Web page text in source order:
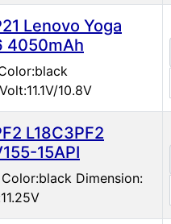
Lenovo Yoga
4050mAh
10.8V
L18C3PF2
15API
Dimension: